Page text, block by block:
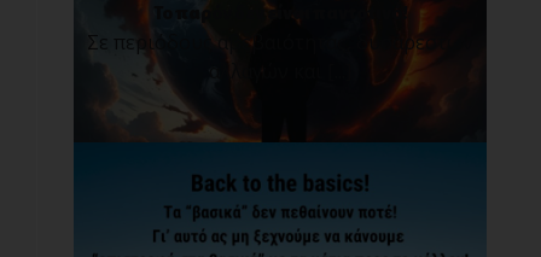
Το παρόν δεν είναι παντοτινό!
Σε περιόδους αβεβαιότητας, δυσάρεστων